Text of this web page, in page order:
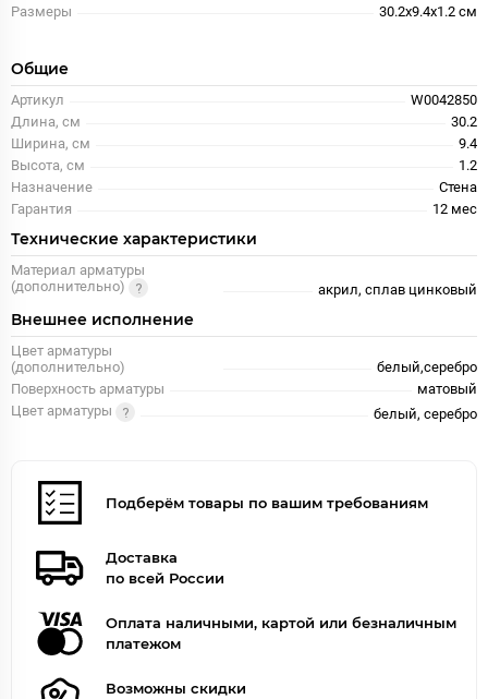
Размеры
30.2x9.4x1.2 см
Общие
Артикул
W0042850
Длина, см
30.2
Ширина, см
9.4
Высота, см
1.2
Назначение
Стена
Гарантия
12 меc
Технические характеристики
Материал арматуры
(дополнительно)
акрил, сплав цинковый
Внешнее исполнение
Цвет арматуры
(дополнительно)
белый,серебро
Поверхность арматуры
матовый
Цвет арматуры
белый, серебро
Подберём товары по вашим требованиям
Доставка
по всей России
Оплата наличными, картой или безналичным
платежом
Возможны скидки